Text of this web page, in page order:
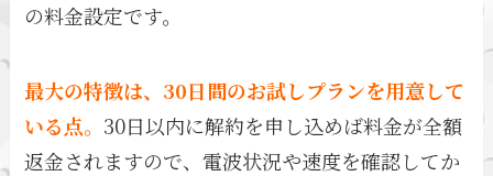
の料金設定です。
最大の特徴は、30日間のお試しプランを用意して
いる点。 30日以内に解約を申し込めば料金が全額
返金されますので、電波状況や速度を確認してか